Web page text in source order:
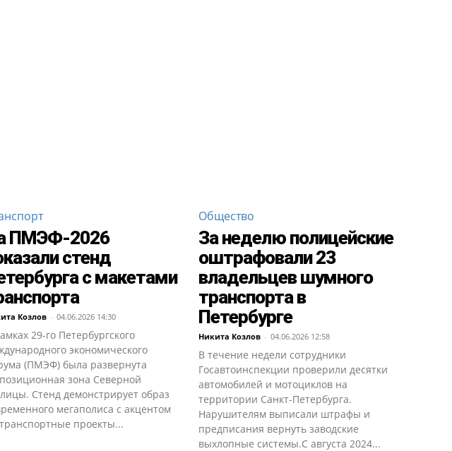
ПМЭФ-2026
стенд
с макетами
Козлов - 04.06.2026 14:30
29-го Петербургского
экономического
(ПМЭФ) была развернута
зона Северной
Стенд демонстрирует образ
мегаполиса с акцентом
проекты...
Общество
За неделю полицейские
оштрафовали 23
владельцев шумного
транспорта в
Петербурге
Никита Козлов - 04.06.2026 12:58
В течение недели сотрудники
Госавтоинспекции проверили десятки
автомобилей и мотоциклов на
территории Санкт-Петербурга.
Нарушителям выписали штрафы и
предписания вернуть заводские
выхлопные системы.С августа 2024...